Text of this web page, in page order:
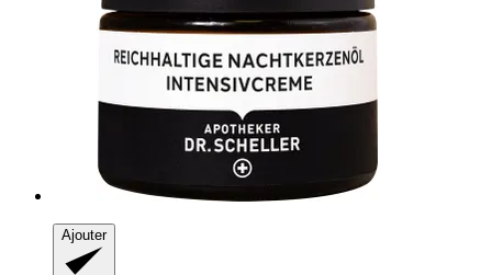
Ajouter